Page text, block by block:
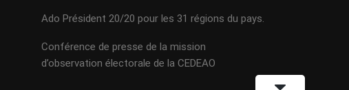
Ado Président 20/20 pour les 31 régions du pays.
Conférence de presse de la mission
d’observation électorale de la CEDEAO